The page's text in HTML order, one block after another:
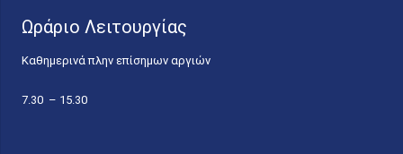
Ωράριο Λειτουργίας
Καθημερινά πλην επίσημων αργιών
7.30 – 15.30